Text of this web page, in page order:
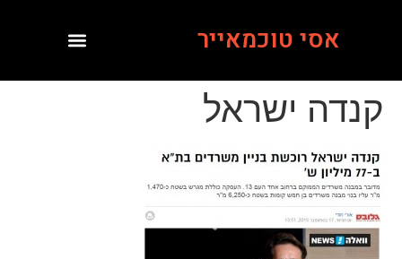
אסי טוכמאייר
קנדה ישראל